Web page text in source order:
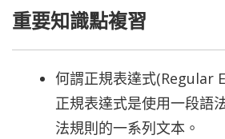
重要知識點複習
何謂正規表達式(Regular
正規表達式是使用一段語
法規則的一系列文本。